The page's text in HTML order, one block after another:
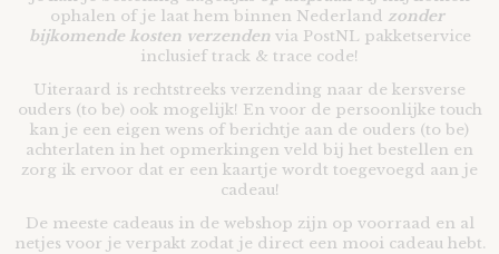
ophalen of je laat hem binnen Nederland zonder
bijkomende kosten verzenden via PostNL pakketservice
inclusief track & trace code!
Uiteraard is rechtstreeks verzending naar de kersverse
ouders (to be) ook mogelijk! En voor de persoonlijke touch
kan je een eigen wens of berichtje aan de ouders (to be)
achterlaten in het opmerkingen veld bij het bestellen en
zorg ik ervoor dat er een kaartje wordt toegevoegd aan je
cadeau!
De meeste cadeaus in de webshop zijn op voorraad en al
netjes voor je verpakt zodat je direct een mooi cadeau hebt.